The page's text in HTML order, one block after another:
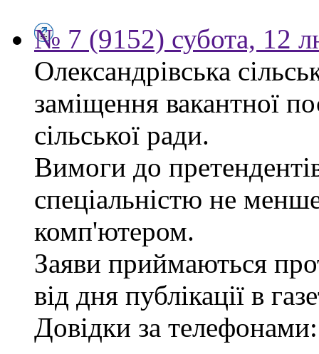
№ 7 (9152) субота, 12
Олександрівська
заміщення вакантної
сільської ради.
Вимоги до
спеціальністю не
комп'ютером.
Заяви приймаються
від дня публікації в
Довідки за